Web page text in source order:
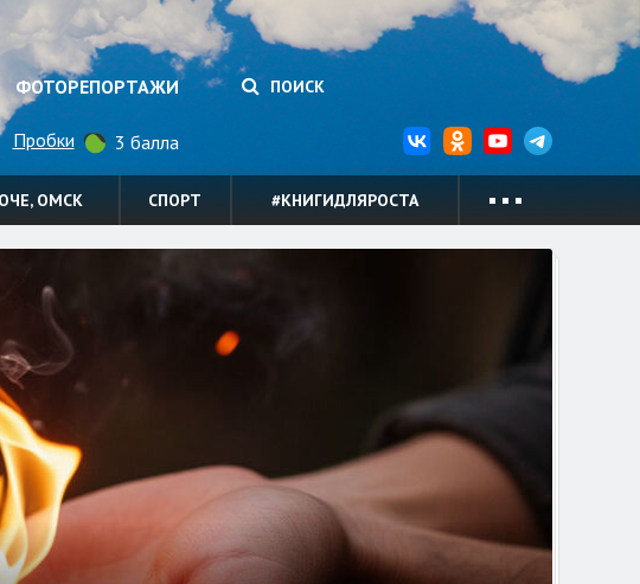
ФОТОРЕПОРТАЖИ ПОИСК
Пробки 3 балла
ОМСК СПОРТ #КНИГИДЛЯРОСТА